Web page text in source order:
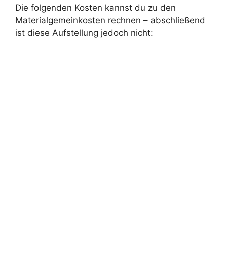
Die folgenden Kosten kannst du zu den
Materialgemeinkosten rechnen – abschließend
ist diese Aufstellung jedoch nicht: